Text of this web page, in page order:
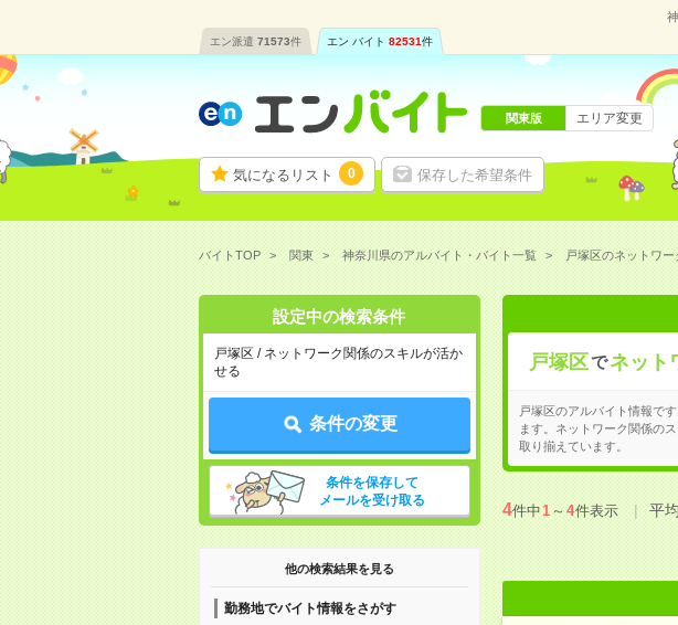
エン派遣 71573件 エン バイト 82531件
気になるリスト 0 保存した希望条件
関東版 エリア変更
バイトTOP 関東 神奈川県のアルバイト・バイト一覧 戸塚区のネットワ
設定中の検索条件
戸塚区 / ネットワーク関係のスキルが活か
せる
条件の変更
条件を保存して
メールを受け取る
他の検索結果を見る
勤務地でバイト情報をさがす
戸塚区で ネット
戸塚区のアルバイト情報です
ます。ネットワーク関係の
取り揃えています。
4件中1～4件表示 平